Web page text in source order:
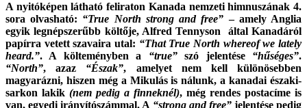
A nyitóképen látható feliraton Kanada nemzeti himnuszának 4.
sora olvasható: “True North strong and free” – amely Anglia
egyik legnépszerűbb költője, Alfred Tennyson által Kanadáról
papírra vetett szavaira utal: “That True North whereof we lately
heard.”. A költeményben a “true”szó jelentése “hűséges”.
“North”, azaz “Észak”, amelyet nem kell különösebben
magyarázni, hiszen még a Mikulás is nálunk, a kanadai északi-
sarkon lakik (nem pedig a finneknél), még rendes postacíme is
van, egyedi irányítószámmal. A “strong and free”jelentése pedig